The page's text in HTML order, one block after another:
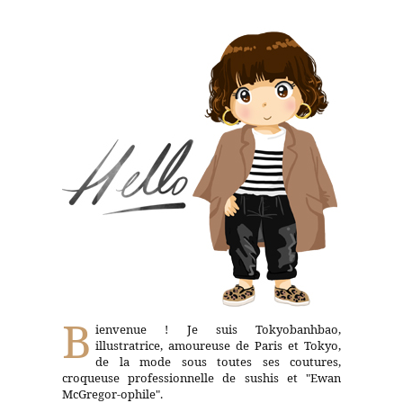
B ienvenue ! Je suis Tokyobanhbao,
illustratrice, amoureuse de Paris et Tokyo,
de la mode sous toutes ses coutures,
croqueuse professionnelle de sushis et "Ewan
McGregor-ophile".